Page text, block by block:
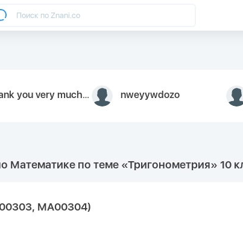
for your inquiry We appreciate you 9126052 https://youtube.com faceapple ! nweyywdozo
Математике по теме «Тригонометрия» 10
МА00304)